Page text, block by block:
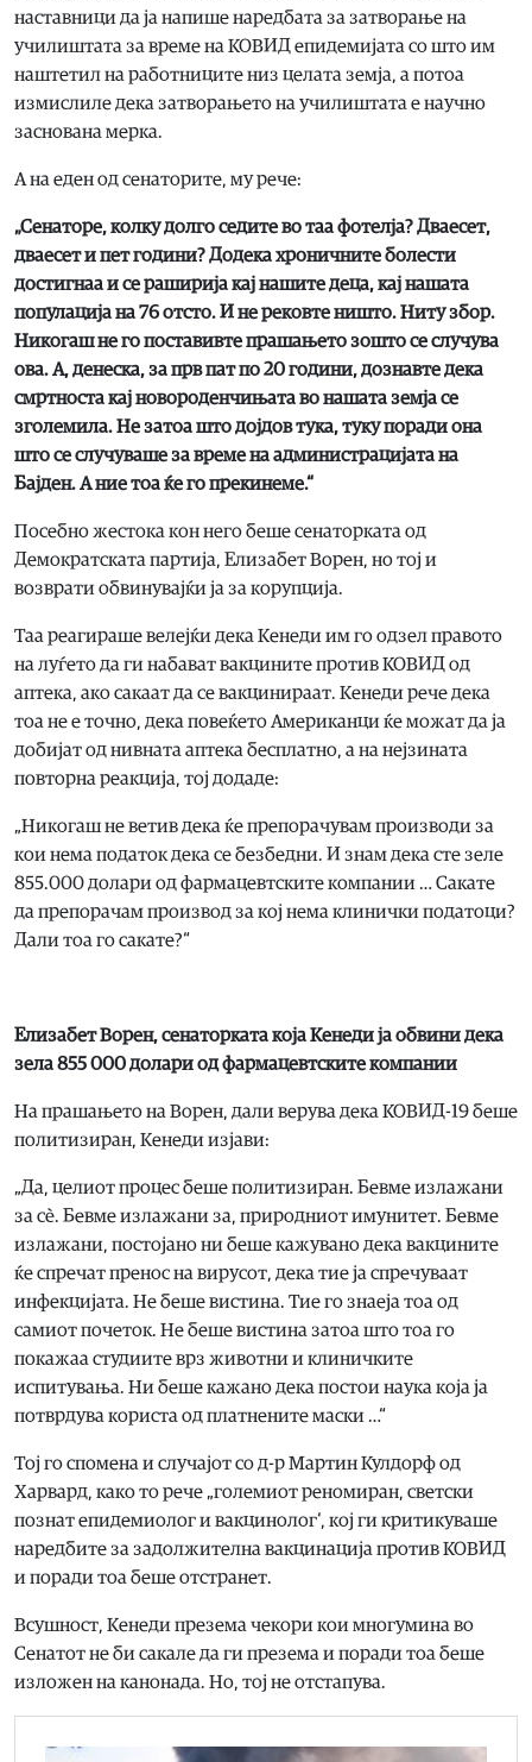
наставници да ја напише наредбата за затворање на
училиштата за време на КОВИД епидемијата со што им
наштетил на работниците низ целата земја, а потоа
измислиле дека затворањето на училиштата е научно
заснована мерка.
А на еден од сенаторите, му рече:
„Сенаторе, колку долго седите во таа фотелја? Дваесет,
дваесет и пет години? Додека хроничните болести
достигнаа и се раширија кај нашите деца, кај нашата
популација на 76 отсто. И не рековте ништо. Ниту збор.
Никогаш не го поставивте прашањето зошто се случува
ова. А, денеска, за прв пат по 20 години, дознавте дека
смртноста кај новороденчињата во нашата земја се
зголемила. Не затоа што дојдов тука, туку поради она
што се случуваше за време на администрацијата на
Бајден. А ние тоа ќе го прекинеме.“
Посебно жестока кон него беше сенаторката од
Демократската партија, Елизабет Ворен, но тој и
возврати обвинувајќи ја за корупција.
Tаа реагираше велејќи дека Кенеди им го одзел правото
нa луѓето да ги набават вакцините против КОВИД од
аптека, ако сакаат да се вакцинираат. Кенеди рече дека
тоа не е точно, дека повеќето Американци ќе можат да ја
добијат од нивната аптека бесплатно, а на нејзината
повторна реакција, тој додаде:
„Никогаш не ветив дека ќе препорачувам производи за
кои нема податок дека се безбедни. И знам дека сте зеле
855.000 долари од фармацевтските компании … Сакате
да препорачам производ за кој нема клинички податоци?
Дали тоа го сакате?“
Елизабет Ворен, сенаторката која Кенеди ја обвини дека
зела 855 000 долари од фармацевтските компании
На прашањето на Ворен, дали верува дека КОВИД-19 беше
политизиран, Кенеди изјави:
„Да, целиот процес беше политизиран. Бевме излажани
за сè. Бевме излажани за, природниот имунитет. Бевме
излажани, постојано ни беше кажувано дека вакцините
ќе спречат пренос на вирусот, дека тие ја спречуваат
инфекцијата. Не беше вистина. Тие го знаеја тоа од
самиот почеток. Не беше вистина затоа што тоа го
покажаа студиите врз животни и клиничките
испитувања. Ни беше кажано дека постои наука која ја
потврдува користа од платнените маски …“
Тој го спомена и случајот со д-р Мартин Кулдорф од
Харвард, како то рече „големиот реномиран, светски
познат епидемиолог и вакцинолог‘, кој ги критикуваше
наредбите за задолжителна вакцинација против КОВИД
и поради тоа беше отстранет.
Всушност, Кенеди презема чекори кои многумина во
Сенатот не би сакале да ги презема и поради тоа беше
изложен на канонада. Но, тој не отстапува.